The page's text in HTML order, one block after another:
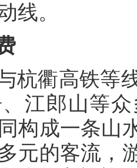
线。
杭衢高铁等
江郎山等
构成一条山
元的客流，